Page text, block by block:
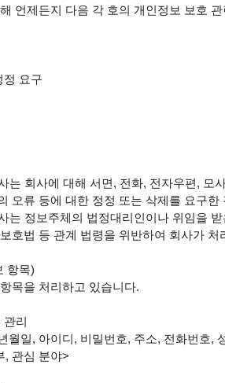
언제든지 다음 각 호의 개인정보 보호
정 요구
회사에 대해 서면, 전화, 전자우편, 모
오류 등에 대한 정정 또는 삭제를 요구
정보주체의 법정대리인이나 위임을
호법 등 관계 법령을 위반하여 회사가
항목)
목을 처리하고 있습니다.
관리
월일, 아이디, 비밀번호, 주소, 전화번호,
, 관심 분야>